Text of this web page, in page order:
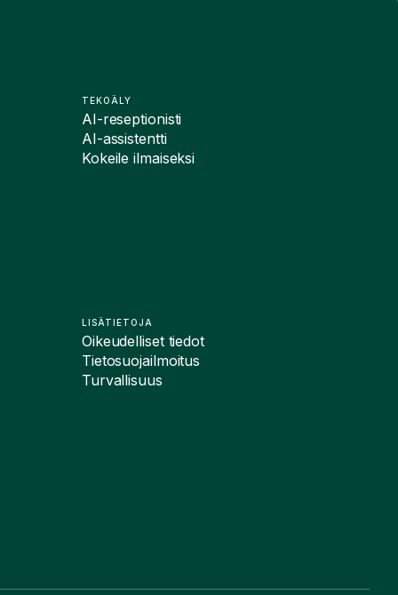
TEKOÄLY
AI-reseptionisti
AI-assistentti
Kokeile ilmaiseksi
LISÄTIETOJA
Oikeudelliset tiedot
Tietosuojailmoitus
Turvallisuus